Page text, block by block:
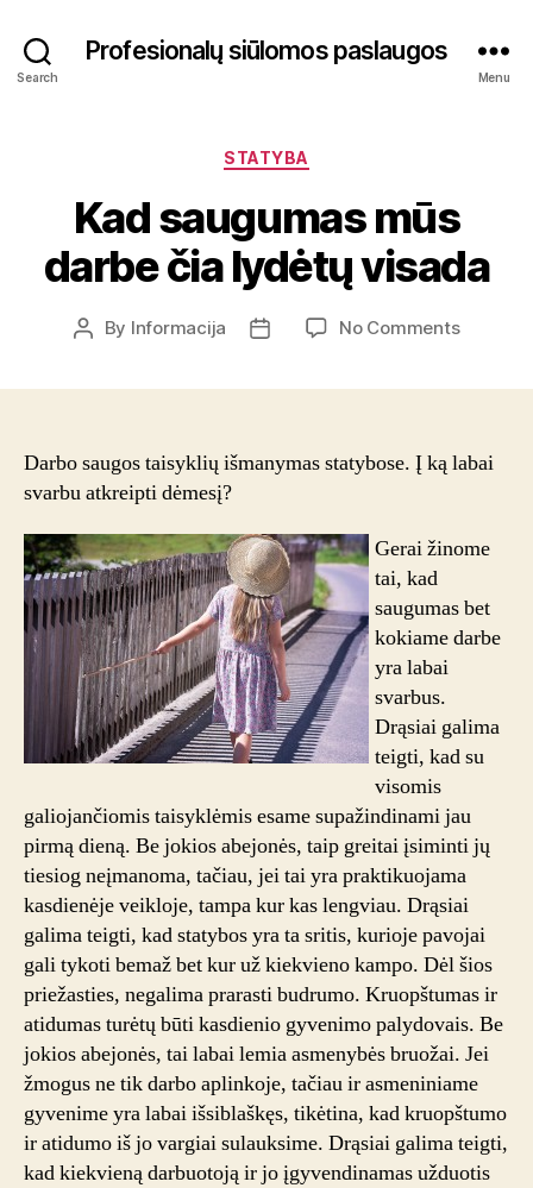
Search
Profesionalų siūlomos paslaugos
Menu
Categories
STATYBA
Kad saugumas mūs
darbe čia lydėtų visada
Post
By Informacija
Post
No Commentson
čia
Darbo saugos taisyklių išmanymas statybose. Į ką labai
svarbu atkreipti dėmesį?
Gerai žinome
tai, kad
saugumas bet
kokiame darbe
yra labai
svarbus.
Drąsiai galima
teigti, kad su
visomis
galiojančiomis taisyklėmis esame supažindinami jau
pirmą dieną. Be jokios abejonės, taip greitai įsiminti jų
tiesiog neįmanoma, tačiau, jei tai yra praktikuojama
kasdienėje veikloje, tampa kur kas lengviau. Drąsiai
galima teigti, kad statybos yra ta sritis, kurioje pavojai
gali tykoti bemaž bet kur už kiekvieno kampo. Dėl šios
priežasties, negalima prarasti budrumo. Kruopštumas ir
atidumas turėtų būti kasdienio gyvenimo palydovais. Be
jokios abejonės, tai labai lemia asmenybės bruožai. Jei
žmogus ne tik darbo aplinkoje, tačiau ir asmeniniame
gyvenime yra labai išsiblaškęs, tikėtina, kad kruopštumo
ir atidumo iš jo vargiai sulauksime. Drąsiai galima teigti,
kad kiekvieną darbuotoją ir jo įgyvendinamas užduotis